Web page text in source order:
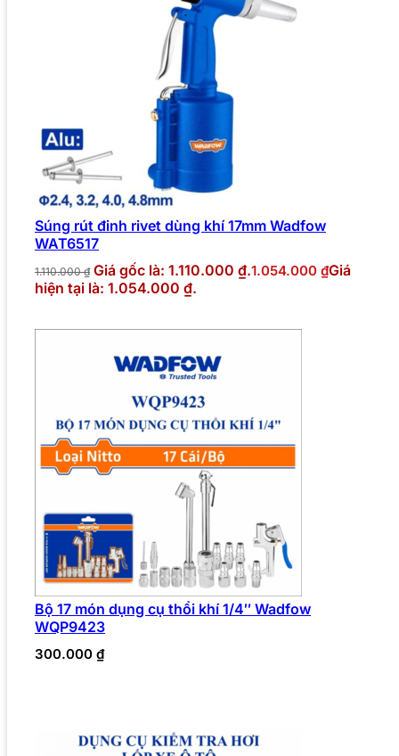
Súng rút đinh rivet dùng khí 17mm Wadfow
WAT6517
1.110.000₫ Giá gốc là: 1.110.000 ₫.1.054.000 ₫Giá
hiện tại là: 1.054.000 ₫.
Bộ 17 món dụng cụ thổi khí 1/4″ Wadfow
WQP9423
300.000 ₫